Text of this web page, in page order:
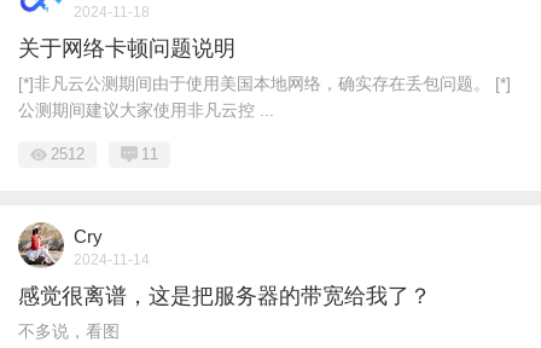
2024-11-18
关于网络卡顿问题说明
[*]非凡云公测期间由于使用美国本地网络，确实存在丢包问题。 [*]
公测期间建议大家使用非凡云控 ...
2512 11
Cry
2024-11-14
感觉很离谱，这是把服务器的带宽给我了？
不多说，看图